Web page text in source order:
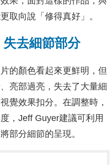
取向說「修得真好」。
去細節部分
的顏色看起來更鮮明，但
亮部過亮，失去了大量細
覺效果扣分。在調整時，
，Jeff Guyer建議可利用
部分細節的呈現。